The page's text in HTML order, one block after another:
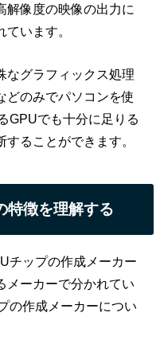
解像度の映像の出力に
います。
なグラフィックス処理
どのみでパソコンを使
GPUでも十分に足りる
ることができます。
特徴を理解する
チップの作成メーカー
メーカーで分かれてい
の作成メーカーについ